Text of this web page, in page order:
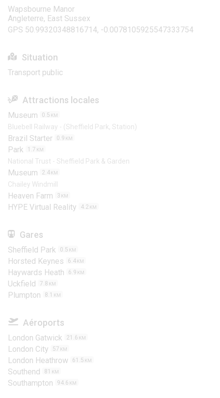
Wapsbourne Manor
Angleterre, East Sussex
GPS 50.99320348816714, -0.0078105925547333754
Situation
Transport public
Attractions locales
Museum 0.5 KM
Bluebell Railway - (Sheffield Park, Station)
Brazil Starter 0.9 KM
Park 1.7 KM
National Trust - Sheffield Park & Garden
Museum 2.4 KM
Chailey Windmill
Heaven Farm 3 KM
HYPE Virtual Reality 4.2 KM
Gares
Sheffield Park 0.5 KM
Horsted Keynes 6.4 KM
Haywards Heath 6.9 KM
Uckfield 7.8 KM
Plumpton 8.1 KM
Aéroports
London Gatwick 21.6 KM
London City 57 KM
London Heathrow 61.5 KM
Southend 81 KM
Southampton 94.6 KM